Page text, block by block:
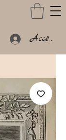
Accéder